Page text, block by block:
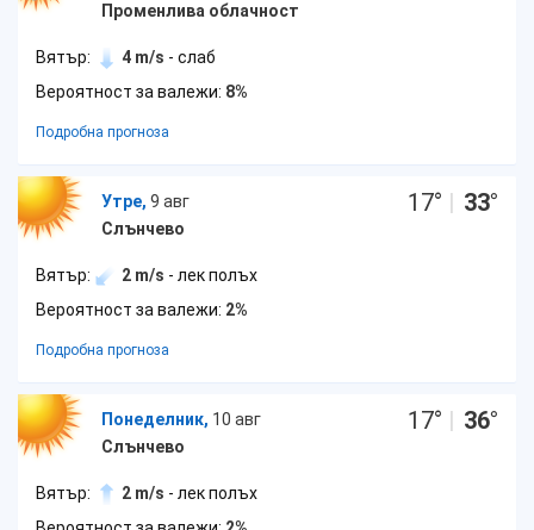
Променлива облачност
Вятър: 4 m/s - слаб
Вероятност за валежи: 8%
Подробна прогноза
Утре, 9 авг
Слънчево
17° | 33°
Вятър: 2 m/s - лек полъх
Вероятност за валежи: 2%
Подробна прогноза
Понеделник, 10 авг
Слънчево
17° | 36°
Вятър: 2 m/s - лек полъх